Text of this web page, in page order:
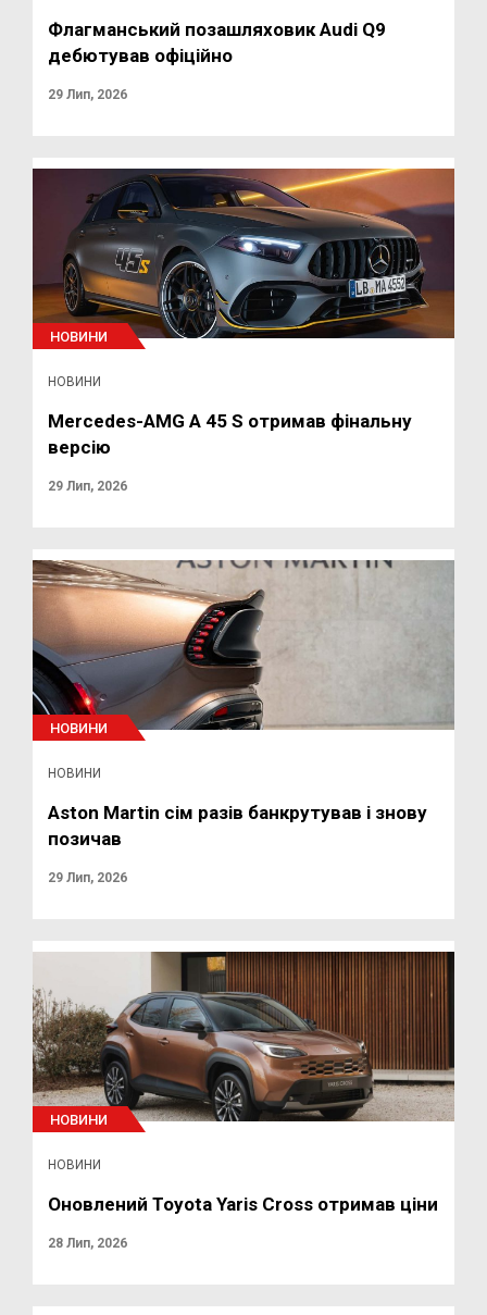
Флагманський позашляховик Audi Q9
дебютував офіційно
29 Лип, 2026
НОВИНИ
НОВИНИ
Mercedes-AMG A 45 S отримав фінальну
версію
29 Лип, 2026
НОВИНИ
НОВИНИ
Aston Martin сім разів банкрутував і знову
позичав
29 Лип, 2026
НОВИНИ
НОВИНИ
Оновлений Toyota Yaris Cross отримав ціни
28 Лип, 2026